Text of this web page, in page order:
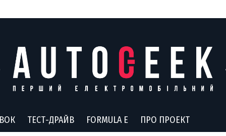
ТЕСТ-ДРАЙВ FORMULA E ПРО ПРОЕКТ